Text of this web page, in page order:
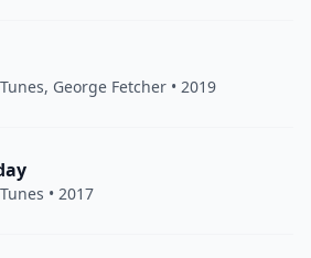
, George Fetcher • 2019
• 2017